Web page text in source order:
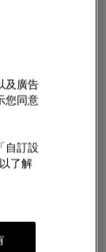
及廣告
您同意
自訂設
以了解